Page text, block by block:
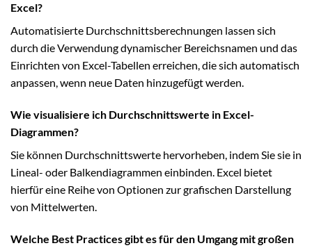
Excel?
Automatisierte Durchschnittsberechnungen lassen sich
durch die Verwendung dynamischer Bereichsnamen und das
Einrichten von Excel-Tabellen erreichen, die sich automatisch
anpassen, wenn neue Daten hinzugefügt werden.
Wie visualisiere ich Durchschnittswerte in Excel-
Diagrammen?
Sie können Durchschnittswerte hervorheben, indem Sie sie in
Lineal- oder Balkendiagrammen einbinden. Excel bietet
hierfür eine Reihe von Optionen zur grafischen Darstellung
von Mittelwerten.
Welche Best Practices gibt es für den Umgang mit großen